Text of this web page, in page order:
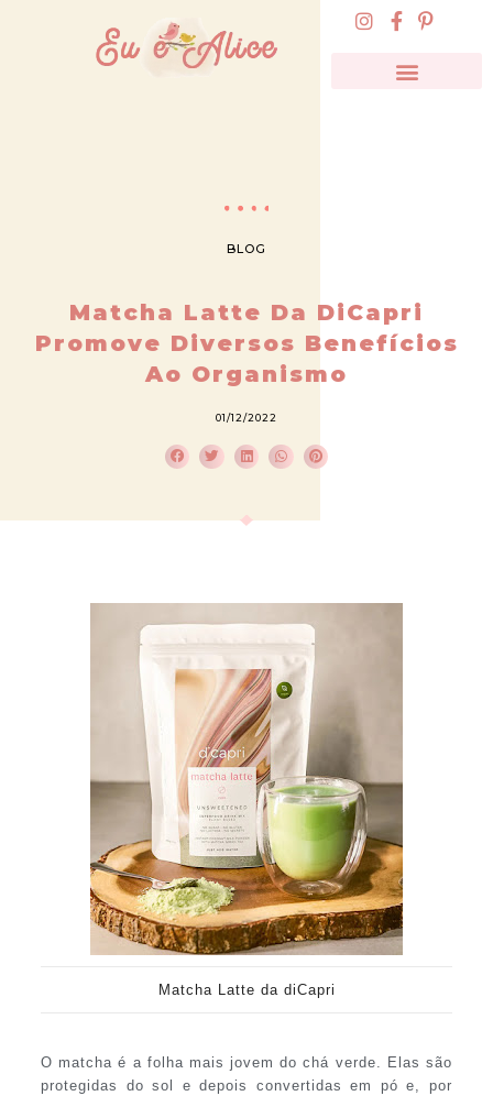
BLOG
Matcha Latte Da DiCapri
Promove Diversos Benefícios
Ao Organismo
01/12/2022
Matcha Latte da diCapri
O matcha é a folha mais jovem do chá verde. Elas são
protegidas do sol e depois convertidas em pó e, por